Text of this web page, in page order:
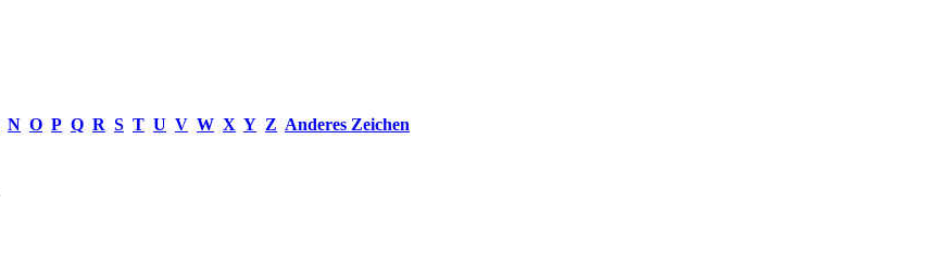
N O P Q R S T U V W X Y Z Anderes Zeichen